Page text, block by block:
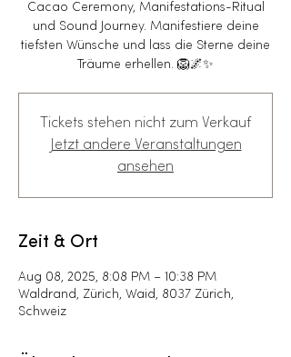
Cacao Ceremony, Manifestations-Ritual
und Sound Journey. Manifestiere deine
tiefsten Wünsche und lass die Sterne deine
Träume erhellen. 🦁🌌✨
Tickets stehen nicht zum Verkauf
Jetzt andere Veranstaltungen
ansehen
Zeit & Ort
Aug 08, 2025, 8:08 PM – 10:38 PM
Waldrand, Zürich, Waid, 8037 Zürich,
Schweiz